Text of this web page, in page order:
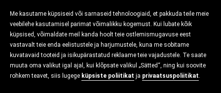
Me kasutame küpsiseid või sarnaseid tehnoloogiaid, et pakkuda teile meie
veebilehe kasutamisel parimat võimalikku kogemust. Kui lubate kõik
küpsised, võimaldate meil kanda hoolt teie ostlemismugavuse eest
vastavalt teie enda eelistustele ja harjumustele, kuna me sobitame
kuvatavaid tooteid ja isikupärastatud reklaame teie vajadustele. Te saate
muuta oma valikut igal ajal, kui klõpsate valikul „Sätted“, ning kui soovite
rohkem teavet, siis lugege küpsiste poliitikat ja privaatsuspoliitikat.